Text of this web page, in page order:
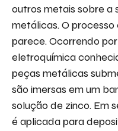
outros metais sobre a
metálicas. O processo
parece. Ocorrendo
eletroquímica
peças metálicas
são imersas em um
solução de zinco. Em
é aplicada para